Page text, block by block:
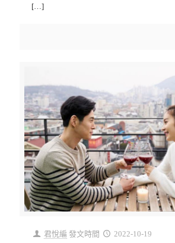
[…]
君悅編 發文時間 2022-10-19